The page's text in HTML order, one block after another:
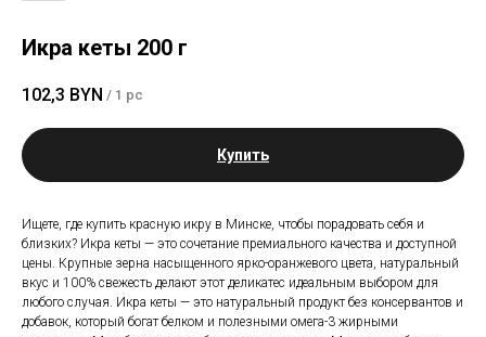
Икра кеты 200 г
102,3 BYN / 1 pc
Купить
Ищете, где купить красную икру в Минске, чтобы порадовать себя и
близких? Икра кеты — это сочетание премиального качества и доступной
цены. Крупные зерна насыщенного ярко-оранжевого цвета, натуральный
вкус и 100% свежесть делают этот деликатес идеальным выбором для
любого случая. Икра кеты — это натуральный продукт без консервантов и
добавок, который богат белком и полезными омега-3 жирными